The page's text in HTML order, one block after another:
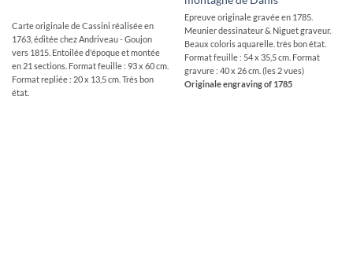
Carte originale de Cassini réalisée en
1763, éditée chez Andriveau - Goujon
vers 1815. Entoilée d'époque et montée
en 21 sections. Format feuille : 93 x 60 cm.
Format repliée : 20 x 13,5 cm. Très bon
état.
Epreuve originale gravée en 1785.
Meunier dessinateur & Niguet graveur.
Beaux coloris aquarelle. très bon état.
Format feuille : 54 x 35,5 cm. Format
gravure : 40 x 26 cm. (les 2 vues)
Originale engraving of 1785